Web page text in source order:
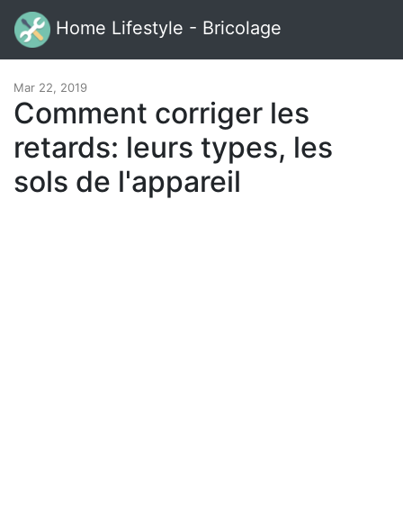
Home Lifestyle - Bricolage
Mar 22, 2019
Comment corriger les
retards: leurs types, les
sols de l'appareil